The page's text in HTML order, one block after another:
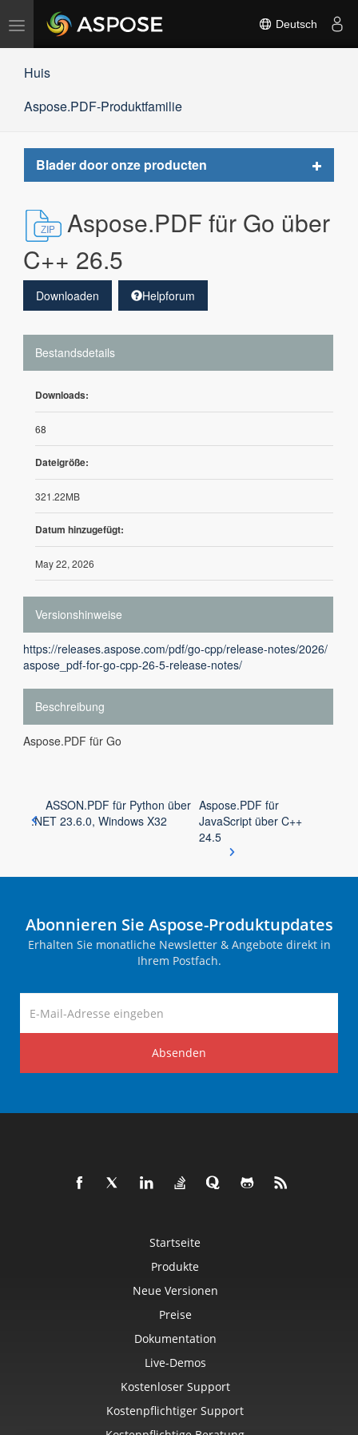
Navigation
umschalten
Deutsch
Huis
Aspose.PDF-Produktfamilie
Blader door onze producten
Toggle
Aspose.PDF für Go über
C++ 26.5
Downloaden Helpforum
Bestandsdetails
Downloads:
68
Dateigröße:
321.22MB
Datum hinzugefügt:
May 22, 2026
Versionshinweise
https://releases.aspose.com/pdf/go-cpp/release-notes/2026/
aspose_pdf-for-go-cpp-26-5-release-notes/
Beschreibung
Aspose.PDF für Go
ASSON.PDF für Python über
.NET 23.6.0, Windows X32
Aspose.PDF für
JavaScript über C++
24.5
Abonnieren Sie Aspose-Produktupdates
Erhalten Sie monatliche Newsletter & Angebote direkt in
Ihrem Postfach.
Absenden
Startseite
Produkte
Neue Versionen
Preise
Dokumentation
Live-Demos
Kostenloser Support
Kostenpflichtiger Support